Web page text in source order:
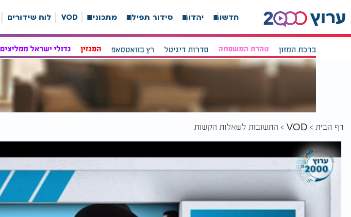
חדשות יהדות סידור תפילה מתכונים VOD לוח שידורים
ברכת המזון טהרת המשפחה סדרות דיגיטל רץ בוואטסאפ המגזין גדולי ישראל ממליצים
דף הבית VOD התשובות לשאלות הקשות